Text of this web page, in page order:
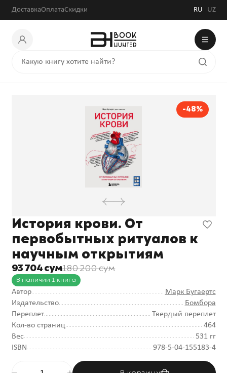
ДоставкаОплатаСкидки RU UZ
-48%
История крови. От
первобытных ритуалов к
научным открытиям
93 704 сум180 200 сум
В наличии 1 книга
Автор
Марк Бугаертс
Издательство
Бомбора
Переплет
Твердый переплет
Кол-во страниц
464
Вес
531 гг
ISBN
978-5-04-155183-4